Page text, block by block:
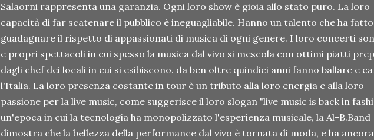
Salaorni rappresenta una garanzia. Ogni loro show è gioia allo stato puro. La loro
capacità di far scatenare il pubblico è ineguagliabile. Hanno un talento che ha
guadagnare il rispetto di appassionati di musica di ogni genere. I loro concerti
e propri spettacoli in cui spesso la musica dal vivo si mescola con ottimi piatti
dagli chef dei locali in cui si esibiscono. da ben oltre quindici anni fanno ballare e
l'Italia. La loro presenza costante in tour è un tributo alla loro energia e alla loro
passione per la live music, come suggerisce il loro slogan "live music is back in
un'epoca in cui la tecnologia ha monopolizzato l'esperienza musicale, la Al-B.Band
dimostra che la bellezza della performance dal vivo è tornata di moda, e ha